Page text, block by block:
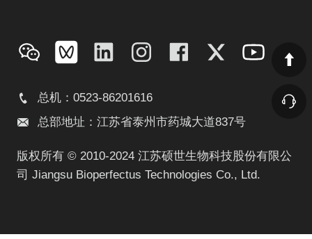
总机：0523-86201616
总部地址：江苏省泰州市药城大道837号
版权所有 © 2010-2024 江苏硕世生物科技股份有限公
司 Jiangsu Bioperfectus Technologies Co., Ltd.